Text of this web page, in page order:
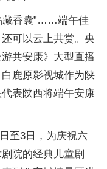
藏香囊”……端午佳
可以云上共赏。央
共安康》大型直播
鹿原影视城作为陕
表陕西将端午安康
至3日，为庆祝六
院的经典儿童剧